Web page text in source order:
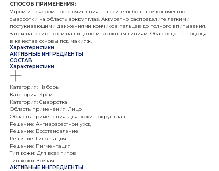
СПОСОБ ПРИМЕНЕНИЯ:
Утром и вечером после очищения нанесите небольшое количество
сыворотки на область вокруг глаз. Аккуратно распределите легкими
постукивающими движениями кончиков пальцев до полного впитывания.
Затем нанесите крем на лицо по массажным линиям. Оба средства подходят
в качестве основы под макияж.
Характеристики
АКТИВНЫЕ ИНГРЕДИЕНТЫ
СОСТАВ
Характеристики
Категория: Наборы
Категория: Крем
Категория: Сыворотка
Область применения: Лицо
Область применения: Для кожи вокруг глаз
Решение: Антивозрастной уход
Решение: Восстановление
Решение: Гидратация
Решение: Пигментация
Тип кожи: Для всех типов
Тип кожи: Зрелая
АКТИВНЫЕ ИНГРЕДИЕНТЫ